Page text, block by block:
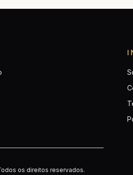
os direitos reservados.